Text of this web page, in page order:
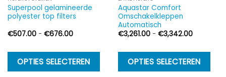
Superpool gelamineerde
polyester top filters
€507.00 - €676.00Prijsklasse:
€676.00
OPTIES SELECTEREN
product
Aquastar Comfort
Omschakelkleppen
Automatisch
€3,261.00 - €3,342.00
OPTIES SELECTEREN